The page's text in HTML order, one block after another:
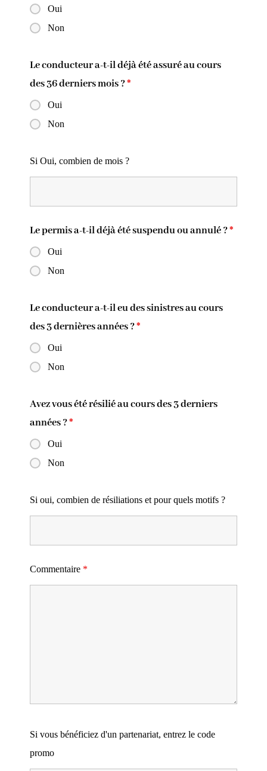
Oui
Non
Le conducteur a-t-il déjà été assuré au cours
des 36 derniers mois ?*
Oui
Non
Si Oui, combien de mois ?
Le permis a-t-il déjà été suspendu ou annulé ?*
Oui
Non
Le conducteur a-t-il eu des sinistres au cours
des 3 dernières années ?*
Oui
Non
Avez vous été résilié au cours des 3 derniers
années ?*
Oui
Non
Si oui, combien de résiliations et pour quels motifs ?
Commentaire *
Si vous bénéficiez d'un partenariat, entrez le code
promo